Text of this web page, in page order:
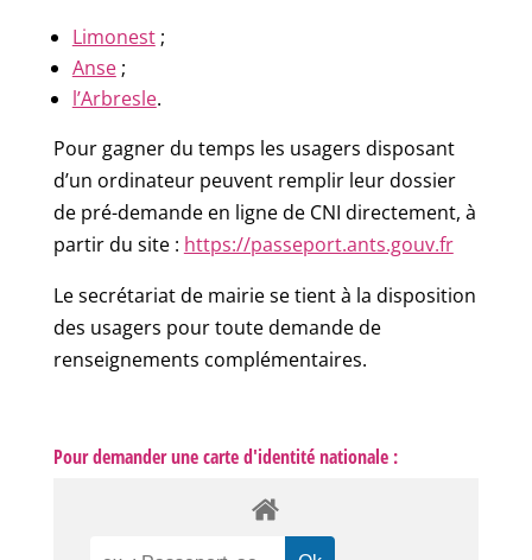
Limonest;
Anse;
l’Arbresle.
Pour gagner du temps les usagers disposant
d’un ordinateur peuvent remplir leur dossier
de pré-demande en ligne de CNI directement, à
partir du site : https://passeport.ants.gouv.fr
Le secrétariat de mairie se tient à la disposition
des usagers pour toute demande de
renseignements complémentaires.
Pour demander une carte d'identité nationale :